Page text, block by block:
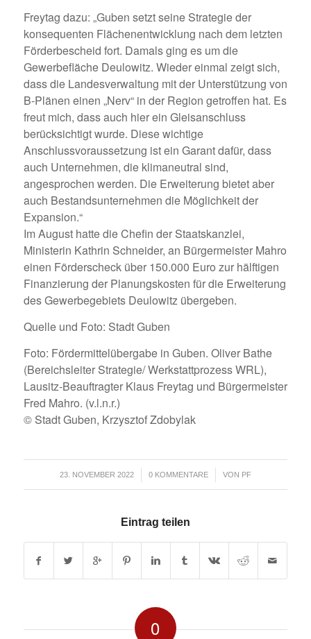
Freytag dazu: „Guben setzt seine Strategie der
konsequenten Flächenentwicklung nach dem letzten
Förderbescheid fort. Damals ging es um die
Gewerbefläche Deulowitz. Wieder einmal zeigt sich,
dass die Landesverwaltung mit der Unterstützung von
B-Plänen einen „Nerv“ in der Region getroffen hat. Es
freut mich, dass auch hier ein Gleisanschluss
berücksichtigt wurde. Diese wichtige
Anschlussvoraussetzung ist ein Garant dafür, dass
auch Unternehmen, die klimaneutral sind,
angesprochen werden. Die Erweiterung bietet aber
auch Bestandsunternehmen die Möglichkeit der
Expansion.“
Im August hatte die Chefin der Staatskanzlei,
Ministerin Kathrin Schneider, an Bürgermeister Mahro
einen Förderscheck über 150.000 Euro zur hälftigen
Finanzierung der Planungskosten für die Erweiterung
des Gewerbegebiets Deulowitz übergeben.
Quelle und Foto: Stadt Guben
Foto: Fördermittelübergabe in Guben. Oliver Bathe
(Bereichsleiter Strategie/ Werkstattprozess WRL),
Lausitz-Beauftragter Klaus Freytag und Bürgermeister
Fred Mahro. (v.l.n.r.)
© Stadt Guben, Krzysztof Zdobylak
23. NOVEMBER 2022
/ 0 KOMMENTARE
/ VON PF
Eintrag teilen
0